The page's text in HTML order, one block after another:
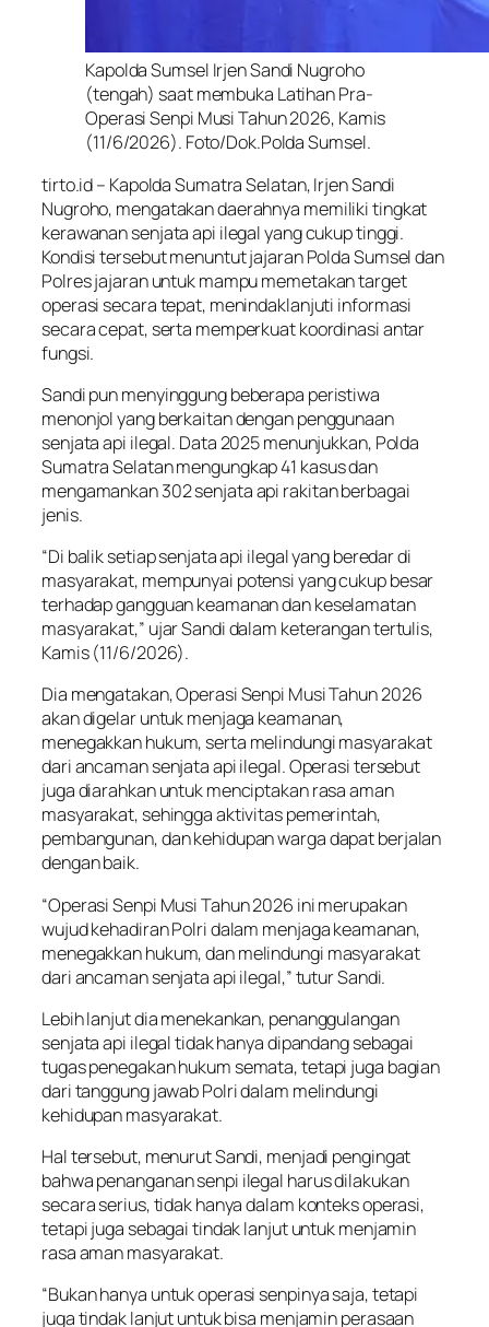
Kapolda Sumsel Irjen Sandi Nugroho
(tengah) saat membuka Latihan Pra-
Operasi Senpi Musi Tahun 2026, Kamis
(11/6/2026). Foto/Dok.Polda Sumsel.
tirto.id – Kapolda Sumatra Selatan, Irjen Sandi
Nugroho, mengatakan daerahnya memiliki tingkat
kerawanan senjata api ilegal yang cukup tinggi.
Kondisi tersebut menuntut jajaran Polda Sumsel dan
Polres jajaran untuk mampu memetakan target
operasi secara tepat, menindaklanjuti informasi
secara cepat, serta memperkuat koordinasi antar
fungsi.
Sandi pun menyinggung beberapa peristiwa
menonjol yang berkaitan dengan penggunaan
senjata api ilegal. Data 2025 menunjukkan, Polda
Sumatra Selatan mengungkap 41 kasus dan
mengamankan 302 senjata api rakitan berbagai
jenis.
“Di balik setiap senjata api ilegal yang beredar di
masyarakat, mempunyai potensi yang cukup besar
terhadap gangguan keamanan dan keselamatan
masyarakat,” ujar Sandi dalam keterangan tertulis,
Kamis (11/6/2026).
Dia mengatakan, Operasi Senpi Musi Tahun 2026
akan digelar untuk menjaga keamanan,
menegakkan hukum, serta melindungi masyarakat
dari ancaman senjata api ilegal. Operasi tersebut
juga diarahkan untuk menciptakan rasa aman
masyarakat, sehingga aktivitas pemerintah,
pembangunan, dan kehidupan warga dapat berjalan
dengan baik.
“Operasi Senpi Musi Tahun 2026 ini merupakan
wujud kehadiran Polri dalam menjaga keamanan,
menegakkan hukum, dan melindungi masyarakat
dari ancaman senjata api ilegal,” tutur Sandi.
Lebih lanjut dia menekankan, penanggulangan
senjata api ilegal tidak hanya dipandang sebagai
tugas penegakan hukum semata, tetapi juga bagian
dari tanggung jawab Polri dalam melindungi
kehidupan masyarakat.
Hal tersebut, menurut Sandi, menjadi pengingat
bahwa penanganan senpi ilegal harus dilakukan
secara serius, tidak hanya dalam konteks operasi,
tetapi juga sebagai tindak lanjut untuk menjamin
rasa aman masyarakat.
“Bukan hanya untuk operasi senpinya saja, tetapi
juga tindak lanjut untuk bisa menjamin perasaan